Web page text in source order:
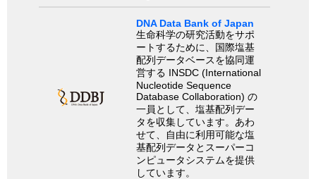
DNA Data Bank of Japan
生命科学の研究活動をサポ
ートするために、国際塩基
配列データベースを協同運
営する INSDC (International
Nucleotide Sequence
Database Collaboration) の
一員として、塩基配列デー
タを収集しています。あわ
せて、自由に利用可能な塩
基配列データとスーパーコ
ンピュータシステムを提供
しています。